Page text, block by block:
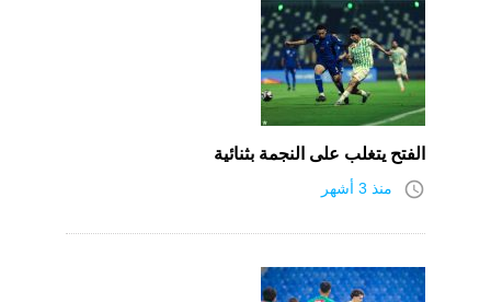
الفتح يتغلب على النجمة بثنائية
access_time منذ 3 أشهر